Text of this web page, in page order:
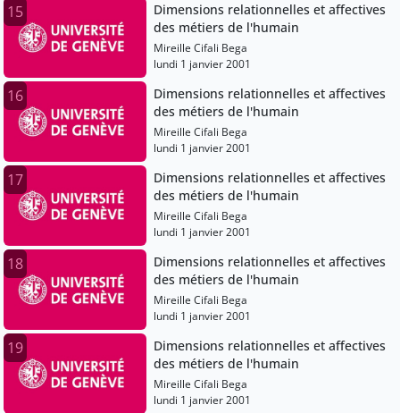
15
Dimensions relationnelles et affectives
des métiers de l'humain
Mireille Cifali Bega
lundi 1 janvier 2001
16
Dimensions relationnelles et affectives
des métiers de l'humain
Mireille Cifali Bega
lundi 1 janvier 2001
17
Dimensions relationnelles et affectives
des métiers de l'humain
Mireille Cifali Bega
lundi 1 janvier 2001
18
Dimensions relationnelles et affectives
des métiers de l'humain
Mireille Cifali Bega
lundi 1 janvier 2001
19
Dimensions relationnelles et affectives
des métiers de l'humain
Mireille Cifali Bega
lundi 1 janvier 2001